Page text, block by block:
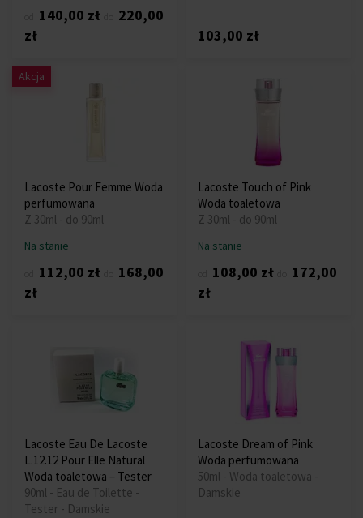
140,00 zł
220,00
zł
103,00 zł
Akcja
Lacoste Pour Femme Woda
perfumowana
Z 30ml - do 90ml
Na stanie
112,00 zł
168,00
zł
Lacoste Touch of Pink
Woda toaletowa
Z 30ml - do 90ml
Na stanie
108,00 zł
172,00
zł
Lacoste Eau De Lacoste
L.12.12 Pour Elle Natural
Woda toaletowa – Tester
90ml - Eau de Toilette -
Tester - Damskie
Lacoste Dream of Pink
Woda perfumowana
50ml - Woda toaletowa -
Damskie